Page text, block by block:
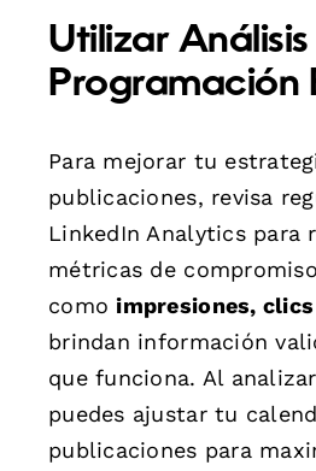
Utilizar
Programación
Para mejorar tu
publicaciones, revisa
LinkedIn Analytics para
métricas de
comoimpresiones,
brindan información
que funciona. Al
puedes ajustar tu
publicaciones para